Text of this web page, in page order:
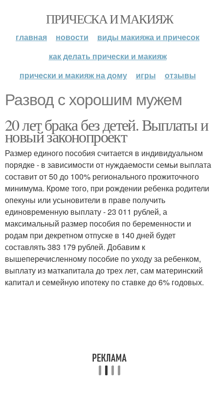
ПРИЧЕСКА И МАКИЯЖ
главная новости
виды макияжа и причесок
как делать прически и макияж
прически и макияж на дому
игры отзывы
Развод с хорошим мужем
20 лет брака без детей. Выплаты и
новый законопроект
Размер единого пособия считается в индивидуальном
порядке - в зависимости от нуждаемости семьи выплата
составит от 50 до 100% регионального прожиточного
минимума. Кроме того, при рождении ребенка родители
опекуны или усыновители в праве получить
единовременную выплату - 23 011 рублей, а
максимальный размер пособия по беременности и
родам при декретном отпуске в 140 дней будет
составлять 383 179 рублей. Добавим к
вышеперечисленному пособие по уходу за ребенком,
выплату из маткапитала до трех лет, сам материнский
капитал и семейную ипотеку по ставке до 6% годовых.